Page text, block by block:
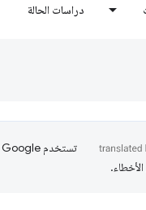
دراسات الحالة